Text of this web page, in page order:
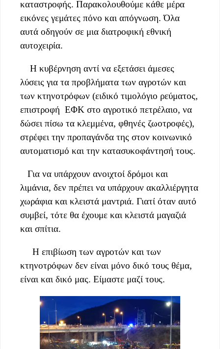
καταστροφής. Παρακολουθούμε κάθε μέρα
εικόνες γεμάτες πόνο και απόγνωση. Όλα
αυτά οδηγούν σε μια διατροφική εθνική
αυτοχειρία.
Η κυβέρνηση αντί να εξετάσει άμεσες
λύσεις για τα προβλήματα των αγροτών και
των κτηνοτρόφων (ειδικό τιμολόγιο ρεύματος,
επιστροφή ΕΦΚ στο αγροτικό πετρέλαιο, να
δώσει πίσω τα κλεμμένα, φθηνές ζωοτροφές),
στρέφει την προπαγάνδα της στον κοινωνικό
αυτοματισμό και την κατασυκοφάντησή τους.
Για να υπάρχουν ανοιχτοί δρόμοι και
λιμάνια, δεν πρέπει να υπάρχουν ακαλλιέργητα
χωράφια και κλειστά μαντριά. Γιατί όταν αυτό
συμβεί, τότε θα έχουμε και κλειστά μαγαζιά
και σπίτια.
Η επιβίωση των αγροτών και των
κτηνοτρόφων δεν είναι μόνο δικό τους θέμα,
είναι και δικό μας. Είμαστε μαζί τους.